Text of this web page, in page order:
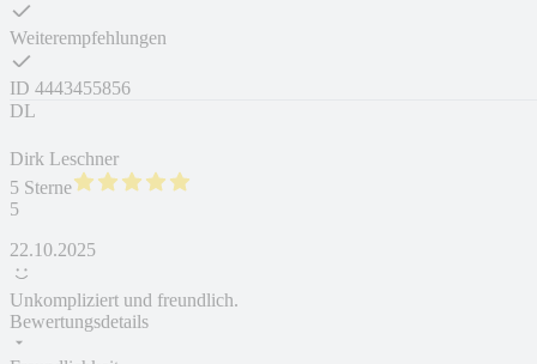
Weiterempfehlungen
ID 4443455856
DL
Dirk Leschner
5 Sterne
5
22.10.2025
Unkompliziert und freundlich.
Bewertungsdetails